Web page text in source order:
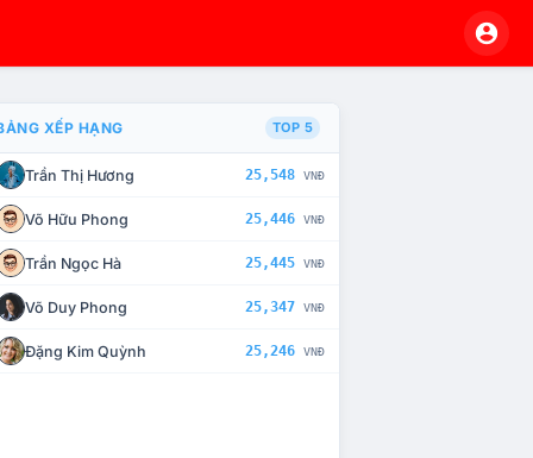
CHẾ TÀI XỬ LÝ VI PHẠM
XẾP HẠNG TOP 5
Trần Thị Hương 25,548 VNĐ
Võ Hữu Phong 25,446 VNĐ
Trần Ngọc Hà 25,445 VNĐ
Võ Duy Phong 25,347 VNĐ
Đặng Kim Quỳnh 25,246 VNĐ